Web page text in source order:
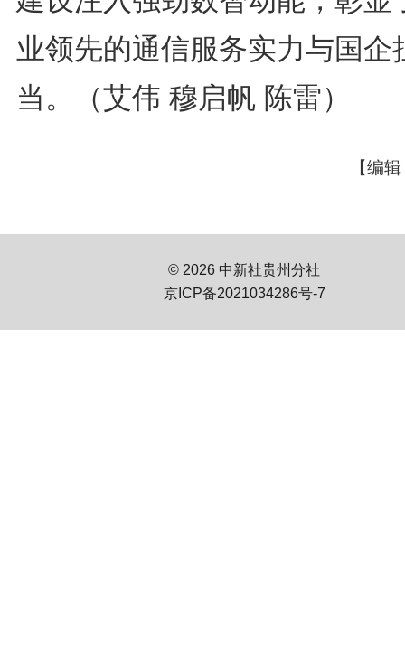
业领先的通信服务实力与国企
当。（艾伟 穆启帆 陈雷）
【编
© 2026 中新社贵州分社
京ICP备2021034286号-7